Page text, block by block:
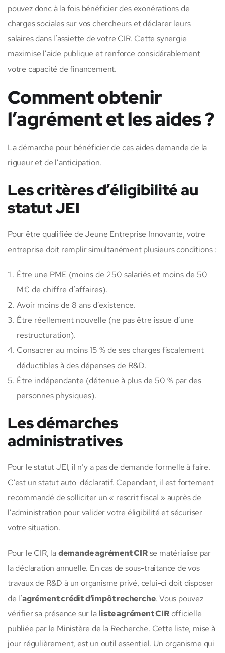
pouvez donc à la fois bénéficier des exonérations de
charges sociales sur vos chercheurs et déclarer leurs
salaires dans l’assiette de votre CIR. Cette synergie
maximise l’aide publique et renforce considérablement
votre capacité de financement.
Comment obtenir
l’agrément et les aides ?
La démarche pour bénéficier de ces aides demande de la
rigueur et de l’anticipation.
Les critères d’éligibilité au
statut JEI
Pour être qualifiée de Jeune Entreprise Innovante, votre
entreprise doit remplir simultanément plusieurs conditions :
Être une PME (moins de 250 salariés et moins de 50
M€ de chiffre d’affaires).
Avoir moins de 8 ans d’existence.
Être réellement nouvelle (ne pas être issue d’une
restructuration).
Consacrer au moins 15 % de ses charges fiscalement
déductibles à des dépenses de R&D.
Être indépendante (détenue à plus de 50 % par des
personnes physiques).
Les démarches
administratives
Pour le statut JEI, il n’y a pas de demande formelle à faire.
C’est un statut auto-déclaratif. Cependant, il est fortement
recommandé de solliciter un « rescrit fiscal » auprès de
l’administration pour valider votre éligibilité et sécuriser
votre situation.
Pour le CIR, lademande agrément CIRse matérialise par
la déclaration annuelle. En cas de sous-traitance de vos
travaux de R&D à un organisme privé, celui-ci doit disposer
de l’agrément crédit d’impôt recherche. Vous pouvez
vérifier sa présence sur laliste agrément CIRofficielle
publiée par le Ministère de la Recherche. Cette liste, mise à
jour régulièrement, est un outil essentiel. Un organisme qui